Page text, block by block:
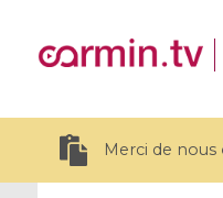
Merci de nous